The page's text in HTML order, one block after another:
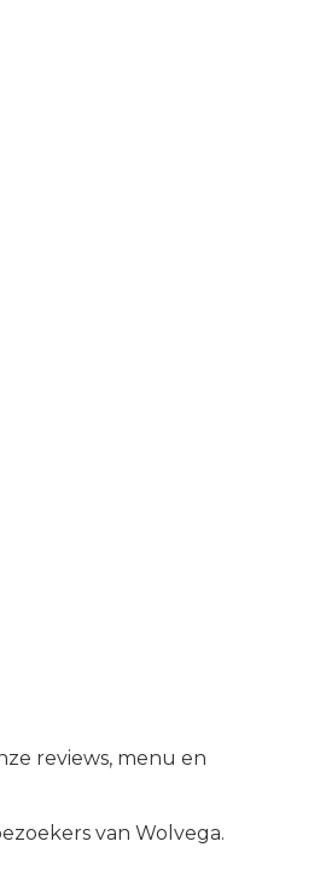
reviews, menu en
van Wolvega.